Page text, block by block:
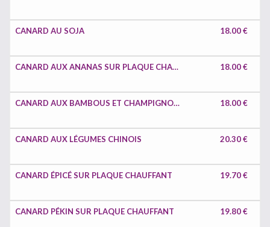
CANARD AU SOJA 18.00 €
CANARD AUX ANANAS SUR PLAQUE CHAUFFANT 18.00 €
CANARD AUX BAMBOUS ET CHAMPIGNONS CHINOIS 18.00 €
CANARD AUX LÉGUMES CHINOIS 20.30 €
CANARD ÉPICÉ SUR PLAQUE CHAUFFANT 19.70 €
CANARD PÉKIN SUR PLAQUE CHAUFFANT 19.80 €